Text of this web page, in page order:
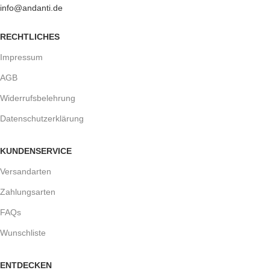
info@andanti.de
RECHTLICHES
Impressum
AGB
Widerrufsbelehrung
Datenschutzerklärung
KUNDENSERVICE
Versandarten
Zahlungsarten
FAQs
Wunschliste
ENTDECKEN